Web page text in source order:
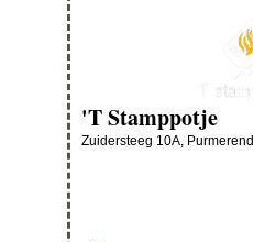
'T Stamppotje
Zuidersteeg 10A, Purmerend